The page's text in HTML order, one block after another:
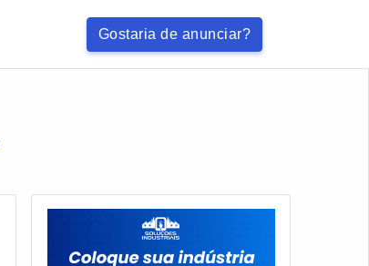
Gostaria de anunciar?